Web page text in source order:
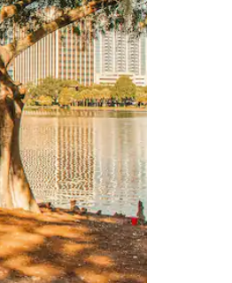
認することができます。